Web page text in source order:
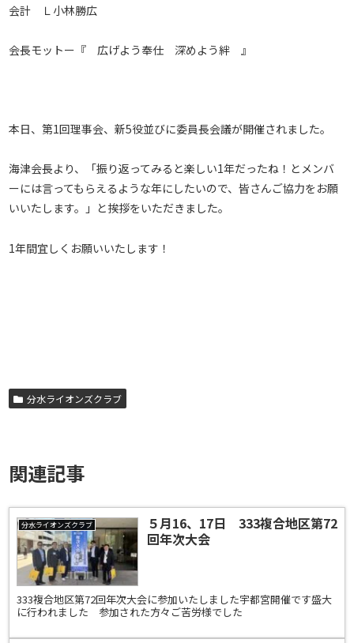
会計 Ｌ小林勝広
会長モットー『 広げよう奉仕 深めよう絆 』
本日、第1回理事会、新5役並びに委員長会議が開催されました。
海津会長より、「振り返ってみると楽しい1年だったね！とメンバ
ーには言ってもらえるような年にしたいので、皆さんご協力をお願
いいたします。」と挨拶をいただきました。
1年間宜しくお願いいたします！
分水ライオンズクラブ
関連記事
分水ライオンズクラブ
５月16、17日 333複合地区第72
回年次大会
333複合地区第72回年次大会に参加いたしました宇都宮開催です盛大
に行われました 参加された方々ご苦労様でした